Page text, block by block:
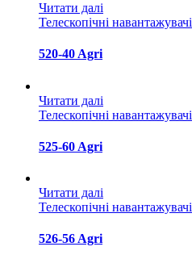
Читати далі
Телескопічні навантажувачі
520-40 Agri
Читати далі
Телескопічні навантажувачі
525-60 Agri
Читати далі
Телескопічні навантажувачі
526-56 Agri